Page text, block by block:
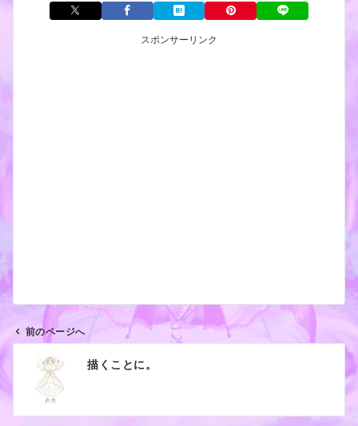
スポンサーリンク
前のページへ
描くことに。